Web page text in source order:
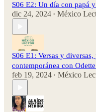
S06 E2: Un día con papá
dic 24, 2024 • México
S06 E1: Versas y
contemporánea con
feb 19, 2024 • México